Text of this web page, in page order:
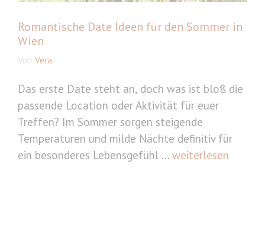
Romantische Date Ideen für den Sommer in
Wien
Von Vera
Das erste Date steht an, doch was ist bloß die
passende Location oder Aktivität für euer
Treffen? Im Sommer sorgen steigende
Temperaturen und milde Nächte definitiv für
ein besonderes Lebensgefühl ... weiterlesen